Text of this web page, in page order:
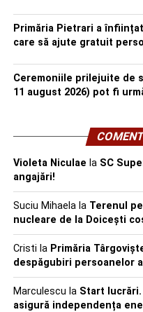
Primăria Pietrari a
care să ajute gratuit
Ceremoniile prilejuite de
11 august 2026) pot fi
Violeta Niculae la SC
angajări!
Suciu Mihaelala Terenul
nucleare de la Doicești
Cristi la Primăria
despăgubiri persoanelor
Marculescu la Start
asigură independența